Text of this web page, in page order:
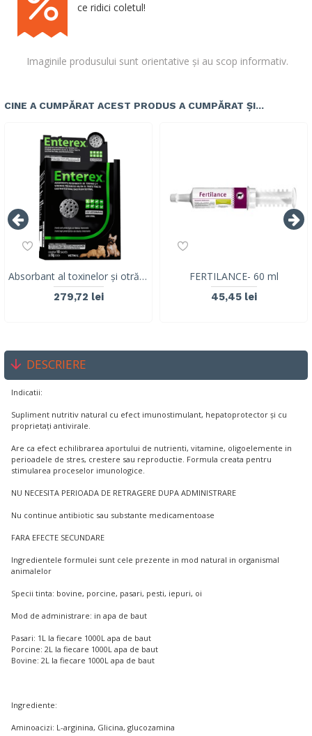
Imaginile produsului sunt orientative și au scop informativ.
ce ridici coletul!
CINE A CUMPĂRAT ACEST PRODUS A CUMPĂRAT ȘI...
Absorbant al toxinelor și otrăvurilor prezente în tractul gastrointestinal, Enterex®, Vetnil, 10 PLICURI, 8G
279,72 lei
FERTILANCE- 60 ml
45,45 lei
DESCRIERE
Indicatii:
Supliment nutritiv natural cu efect imunostimulant, hepatoprotector și cu
proprietați antivirale.
Are ca efect echilibrarea aportului de nutrienti, vitamine, oligoelemente in
perioadele de stres, crestere sau reproductie. Formula creata pentru
stimularea proceselor imunologice.
NU NECESITA PERIOADA DE RETRAGERE DUPA ADMINISTRARE
Nu continue antibiotic sau substante medicamentoase
FARA EFECTE SECUNDARE
Ingredientele formulei sunt cele prezente in mod natural in organismal
animalelor
Specii tinta: bovine, porcine, pasari, pesti, iepuri, oi
Mod de administrare: in apa de baut
Pasari: 1L la fiecare 1000L apa de baut
Porcine: 2L la fiecare 1000L apa de baut
Bovine: 2L la fiecare 1000L apa de baut
Ingrediente:
Aminoacizi: L-arginina, Glicina, glucozamina